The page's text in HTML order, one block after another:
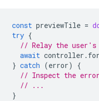
const previewTile =
try {
// Relay the
await controller .
} catch (error)
{
// Inspect the
// ...
}